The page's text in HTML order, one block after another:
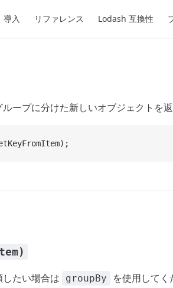
導入 リファレンス Lodash 互換性
ープに分けた新しいオブジェクトを返
たい場合は groupBy
を使用して